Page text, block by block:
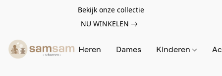
Bekijk onze collectie
NU WINKELEN
Heren Dames Kinderen